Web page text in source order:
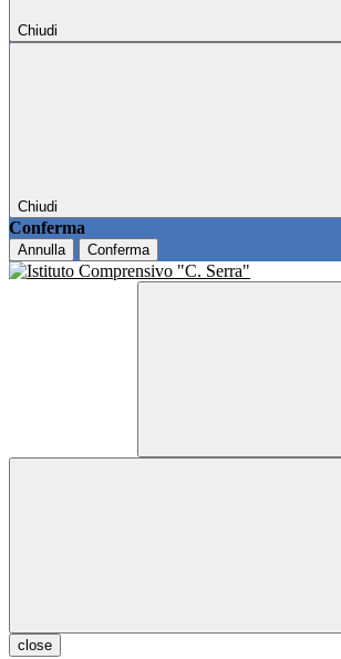
Chiudi
Chiudi
Conferma
Annulla Conferma
close